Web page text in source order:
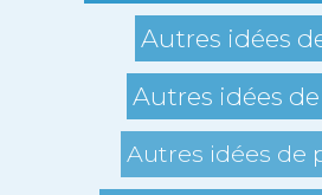
Autres idées
Autres idées
Autres idées de